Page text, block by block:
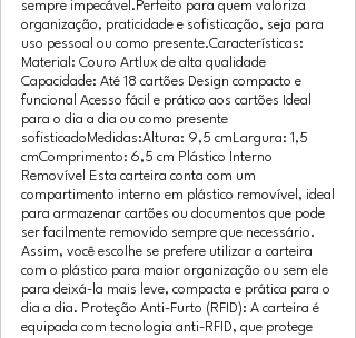
sempre impecável.Perfeito para quem valoriza
organização, praticidade e sofisticação, seja para
uso pessoal ou como presente.Características:
Material: Couro Artlux de alta qualidade
Capacidade: Até 18 cartões Design compacto e
funcional Acesso fácil e prático aos cartões Ideal
para o dia a dia ou como presente
sofisticadoMedidas:Altura: 9,5 cmLargura: 1,5
cmComprimento: 6,5 cm Plástico Interno
Removível Esta carteira conta com um
compartimento interno em plástico removível, ideal
para armazenar cartões ou documentos que pode
ser facilmente removido sempre que necessário.
Assim, você escolhe se prefere utilizar a carteira
com o plástico para maior organização ou sem ele
para deixá-la mais leve, compacta e prática para o
dia a dia. Proteção Anti-Furto (RFID): A carteira é
equipada com tecnologia anti-RFID, que protege